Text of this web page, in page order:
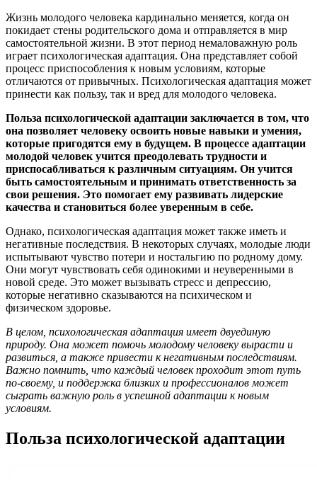
Жизнь молодого человека кардинально меняется, когда он
покидает стены родительского дома и отправляется в мир
самостоятельной жизни. В этот период немаловажную роль
играет психологическая адаптация. Она представляет собой
процесс приспособления к новым условиям, которые
отличаются от привычных. Психологическая адаптация может
принести как пользу, так и вред для молодого человека.
Польза психологической адаптации заключается в том, что
она позволяет человеку освоить новые навыки и умения,
которые пригодятся ему в будущем. В процессе адаптации
молодой человек учится преодолевать трудности и
приспосабливаться к различным ситуациям. Он учится
быть самостоятельным и принимать ответственность за
свои решения. Это помогает ему развивать лидерские
качества и становиться более уверенным в себе.
Однако, психологическая адаптация может также иметь и
негативные последствия. В некоторых случаях, молодые люди
испытывают чувство потери и ностальгию по родному дому.
Они могут чувствовать себя одинокими и неуверенными в
новой среде. Это может вызывать стресс и депрессию,
которые негативно сказываются на психическом и
физическом здоровье.
В целом, психологическая адаптация имеет двуединую
природу. Она может помочь молодому человеку вырасти и
развиться, а также привести к негативным последствиям.
Важно помнить, что каждый человек проходит этот путь
по-своему, и поддержка близких и профессионалов может
сыграть важную роль в успешной адаптации к новым
условиям.
Польза психологической адаптации